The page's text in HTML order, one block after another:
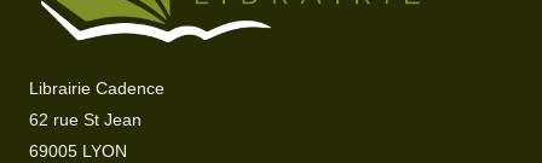
Librairie Cadence
62 rue St Jean
69005 LYON